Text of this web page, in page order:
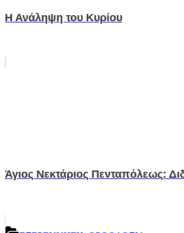
Η Ανάληψη του Κυρίου
Άγιος Νεκτάριος Πενταπόλεως: